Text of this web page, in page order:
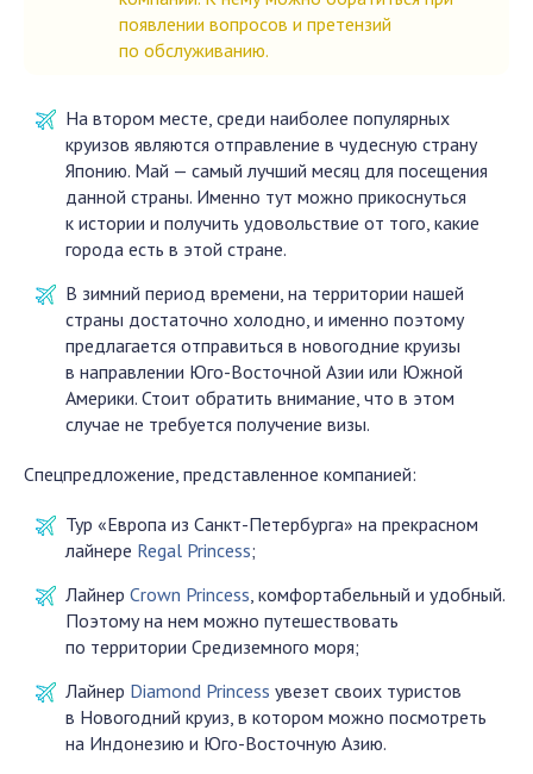
появлении вопросов и претензий
по обслуживанию.
На втором месте, среди наиболее популярных
круизов являются отправление в чудесную страну
Японию. Май — самый лучший месяц для посещения
данной страны. Именно тут можно прикоснуться
к истории и получить удовольствие от того, какие
города есть в этой стране.
В зимний период времени, на территории нашей
страны достаточно холодно, и именно поэтому
предлагается отправиться в новогодние круизы
в направлении Юго-Восточной Азии или Южной
Америки. Стоит обратить внимание, что в этом
случае не требуется получение визы.
Спецпредложение, представленное компанией:
Тур «Европа из Санкт-Петербурга» на прекрасном
лайнере Regal Princess;
Лайнер Crown Princess, комфортабельный и удобный.
Поэтому на нем можно путешествовать
по территории Средиземного моря;
Лайнер Diamond Princess увезет своих туристов
в Новогодний круиз, в котором можно посмотреть
на Индонезию и Юго-Восточную Азию.